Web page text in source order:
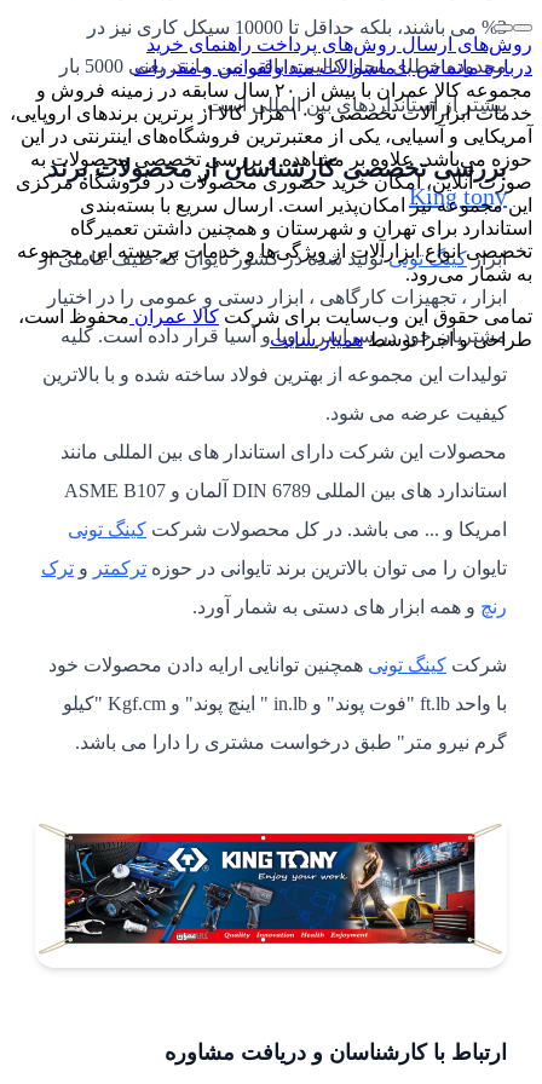
3% می باشند، بلکه حداقل تا 10000 سیکل کاری نیز در
محدوده خطای مجاز کالیبره باقی می مانند. یعنی 5000 بار
بیشتر از استانداردهای بین المللی است.
بررسی تخصصی کارشناسان از محصولات برند
King tony
ابزارکینگ تونیتولید شده در کشور تایوان که طیف کاملی از
ابزار ، تجهیزات کارگاهی ، ابزار دستی و عمومی را در اختیار
مشتریان خود در سراسر اروپا و آسیا قرار داده است. کلیه
تولیدات این مجموعه از بهترین فولاد ساخته شده و با بالاترین
کیفیت عرضه می شود.
محصولات این شرکت دارای استاندار های بین المللی مانند
استاندارد های بین المللی DIN 6789 آلمان و ASME B107
امریکا و ... می باشد. در کل محصولات شرکت کینگ تونی
تایوان را می توان بالاترین برند تایوانی در حوزه ترکمتر و ترک
رنچ و همه ابزار های دستی به شمار آورد.
شرکت کینگ تونی همچنین توانایی ارایه دادن محصولات خود
با واحد ft.lb "فوت پوند" و in.lb " اینچ پوند" و Kgf.cm "کیلو
گرم نیرو متر" طبق درخواست مشتری را دارا می باشد.
ارتباط با کارشناسان و دریافت مشاوره
روش‌های ارسال روش‌های پرداخت راهنمای خرید
درباره ماتماس با ماسوالات متداولقوانین و مقررات
مجموعه کالا عمران با بیش از ۲۰ سال سابقه در زمینه فروش و
خدمات ابزارآلات تخصصی و ۱۰ هزار کالا از برترین برندهای اروپایی،
آمریکایی و آسیایی، یکی از معتبرترین فروشگاه‌های اینترنتی در این
حوزه می‌باشد. علاوه بر مشاهده و بررسی تخصصی محصولات به
صورت آنلاین، امکان خرید حضوری محصولات در فروشگاه مرکزی
این مجموعه نیز امکان‌پذیر است. ارسال سریع با بسته‌بندی
استاندارد برای تهران و شهرستان و همچنین داشتن تعمیرگاه
تخصصی انواع ابزارآلات از ویژگی‌ها و خدمات برجسته این مجموعه
به شمار می‌رود.
تمامی حقوق این وب‌سایت برای شرکت کالا عمران محفوظ است،
طراحی و اجرا توسطهمیار سایت